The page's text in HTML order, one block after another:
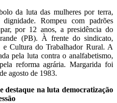
da luta das mulheres por terra,
Rompeu com padrões
por 12 anos, a presidência do
(PB). À frente do sindicato,
Cultura do Trabalhador Rural. A
pela luta contra o analfabetismo,
reforma agrária. Margarida foi
agosto de 1983.
destaque na luta democratização